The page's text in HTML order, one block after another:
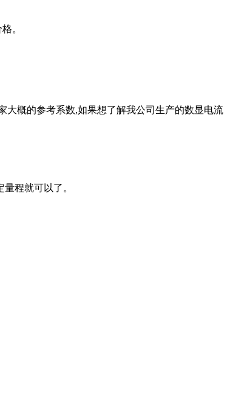
。
大概的参考系数,如果想了解我公司生产的数显电流
程就可以了。